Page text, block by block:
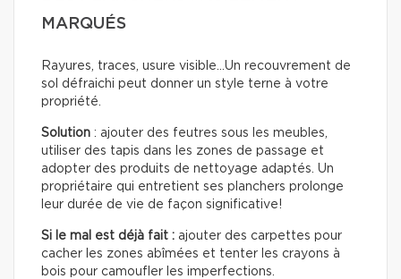
MARQUÉS
Rayures, traces, usure visible…Un recouvrement de
sol défraichi peut donner un style terne à votre
propriété.
Solution : ajouter des feutres sous les meubles,
utiliser des tapis dans les zones de passage et
adopter des produits de nettoyage adaptés. Un
propriétaire qui entretient ses planchers prolonge
leur durée de vie de façon significative!
Si le mal est déjà fait : ajouter des carpettes pour
cacher les zones abîmées et tenter les crayons à
bois pour camoufler les imperfections.